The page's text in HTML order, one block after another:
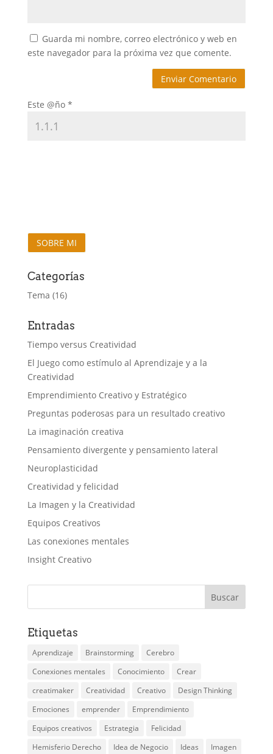
Guarda mi nombre, correo electrónico y web en
este navegador para la próxima vez que comente.
Este @ño *
SOBRE MI
Categorías
Tema (16)
Entradas
Tiempo versus Creatividad
El Juego como estímulo al Aprendizaje y a la
Creatividad
Emprendimiento Creativo y Estratégico
Preguntas poderosas para un resultado creativo
La imaginación creativa
Pensamiento divergente y pensamiento lateral
Neuroplasticidad
Creatividad y felicidad
La Imagen y la Creatividad
Equipos Creativos
Las conexiones mentales
Insight Creativo
Etiquetas
Aprendizaje Brainstorming
Cerebro
Conexiones mentales
Conocimiento
Crear
creatimaker
Creatividad Creativo
Design Thinking
Emociones
emprender
Emprendimiento
Equipos creativos
Estrategia
Felicidad
Hemisferio Derecho
Idea de Negocio Ideas
Imagen